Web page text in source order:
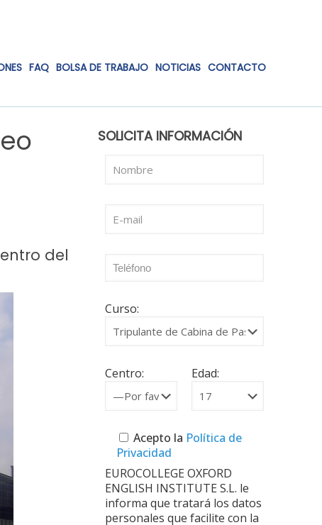
FAQ BOLSA DE TRABAJO NOTICIAS CONTACTO
del
SOLICITA INFORMACIÓN
Curso:
Centro: Edad:
Acepto la Política de
Privacidad
EUROCOLLEGE OXFORD
ENGLISH INSTITUTE S.L. le
informa que tratará los datos
personales que facilite con la